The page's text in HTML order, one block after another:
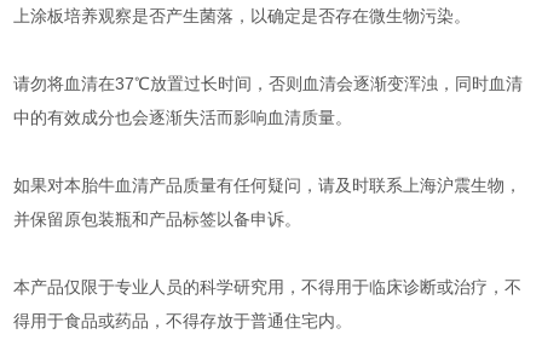
上涂板培养观察是否产生菌落，以确定是否存在微生物污染。
请勿将血清在37℃放置过长时间，否则血清会逐渐变浑浊，同时血清
中的有效成分也会逐渐失活而影响血清质量。
如果对本胎牛血清产品质量有任何疑问，请及时联系上海沪震生物，
并保留原包装瓶和产品标签以备申诉。
本产品仅限于专业人员的科学研究用，不得用于临床诊断或治疗，不
得用于食品或药品，不得存放于普通住宅内。